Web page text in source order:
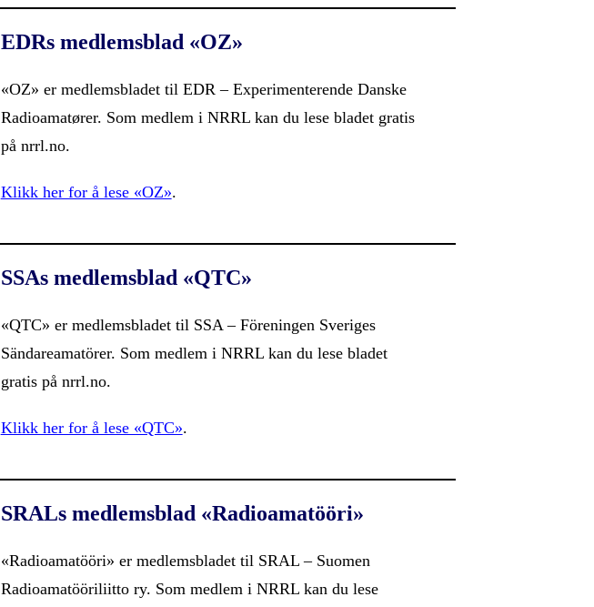
EDRs medlemsblad «OZ»
«OZ» er medlemsbladet til EDR – Experimenterende Danske
Radioamatører. Som medlem i NRRL kan du lese bladet gratis
på nrrl.no.
Klikk her for å lese «OZ».
SSAs medlemsblad «QTC»
«QTC» er medlemsbladet til SSA – Föreningen Sveriges
Sändareamatörer. Som medlem i NRRL kan du lese bladet
gratis på nrrl.no.
Klikk her for å lese «QTC».
SRALs medlemsblad «Radioamatööri»
«Radioamatööri» er medlemsbladet til SRAL – Suomen
Radioamatööriliitto ry. Som medlem i NRRL kan du lese